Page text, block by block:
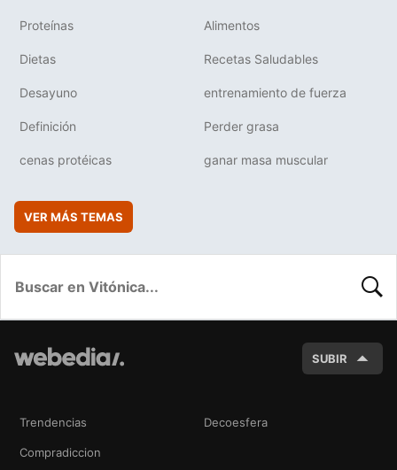
Proteínas Alimentos
Dietas Recetas Saludables
Desayuno entrenamiento de fuerza
Definición Perder grasa
cenas protéicas ganar masa muscular
VER MÁS TEMAS
SUBIR
Trendencias Decoesfera
Compradiccion